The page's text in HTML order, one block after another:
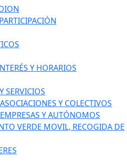
Y HORARIOS
SERVICIOS
Y COLECTIVOS
Y AUTÓNOMOS
VERDE MOVIL, RECOGIDA DE